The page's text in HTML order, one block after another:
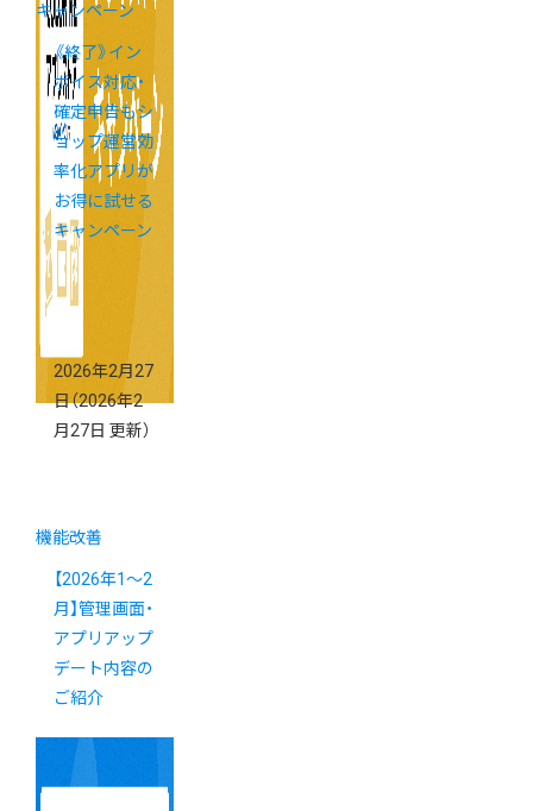
キャンペーン
《終了》イン
ボイス対応・
確定申告もシ
ョップ運営効
率化アプリが
お得に試せる
キャンペーン
2026年2月27
日（2026年2
月27日 更新）
機能改善
【2026年1～2
月】管理画面・
アプリアップ
デート内容の
ご紹介